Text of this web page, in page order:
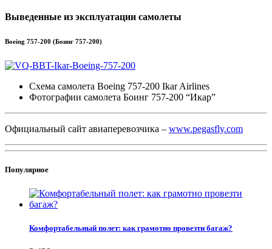
Выведенные из эксплуатации самолеты
Boeing 757-200 (Боинг 757-200)
Схема самолета Boeing 757-200 Ikar Airlines
Фотографии самолета Боинг 757-200 “Икар”
Официальный сайт авиаперевозчика – www.pegasfly.com
Популярное
Комфортабельный полет: как грамотно провезти багаж?